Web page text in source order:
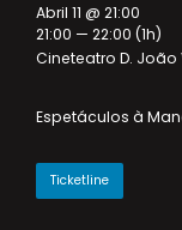
Abril 11 @ 21:00
21:00 — 22:00 (1h)
Cineteatro D. João
Espetáculos à
Ticketline